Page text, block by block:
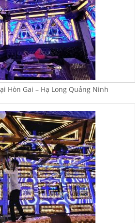
Hòn Gai – Hạ Long Quảng Ninh